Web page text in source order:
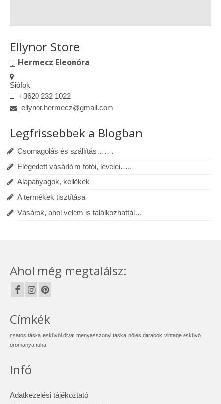
Ellynor Store
Hermecz Eleonóra
Siófok
+3620 232 1022
ellynor.hermecz@gmail.com
Legfrissebbek a Blogban
Csomagolás és szállítás…….
Elégedett vásárlóim fotói, levelei…..
Alapanyagok, kellékek
A termékek tisztítása
Vásárok, ahol velem is találkozhattál…
Ahol még megtalálsz:
Címkék
csatos táska esküvői divat menyasszonyi táska nőies darabok vintage esküvő
örömanya ruha
Infó
Adatkezelési tájékoztató